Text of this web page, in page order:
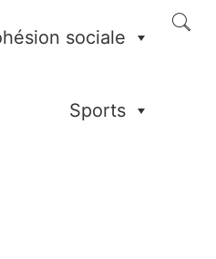
sociale
Sports